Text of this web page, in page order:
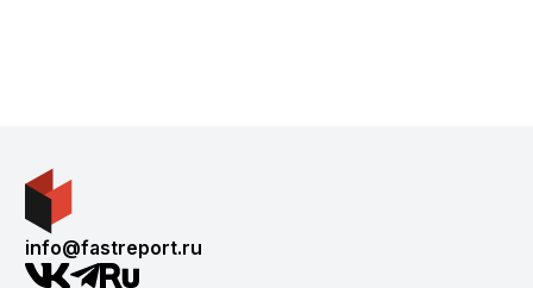
info@fastreport.ru